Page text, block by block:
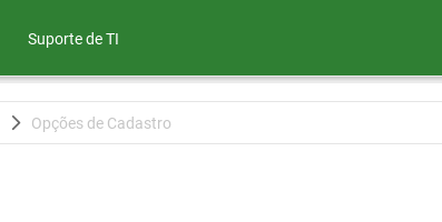
Suporte de TI
Opções de Cadastro